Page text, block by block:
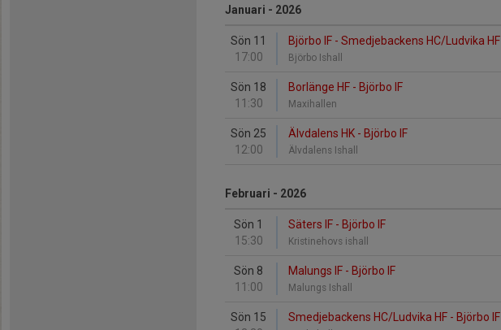
Januari - 2026
Sön 11
17:00
Björbo IF - Smedjebackens HC/Ludvika HF
Björbo Ishall
Sön 18
11:30
Borlänge HF - Björbo IF
Maxihallen
Sön 25
12:00
Älvdalens HK - Björbo IF
Älvdalens Ishall
Februari - 2026
Sön 1
15:30
Säters IF - Björbo IF
Kristinehovs ishall
Sön 8
11:00
Malungs IF - Björbo IF
Malungs Ishall
Sön 15
Smedjebackens HC/Ludvika HF - Björbo IF